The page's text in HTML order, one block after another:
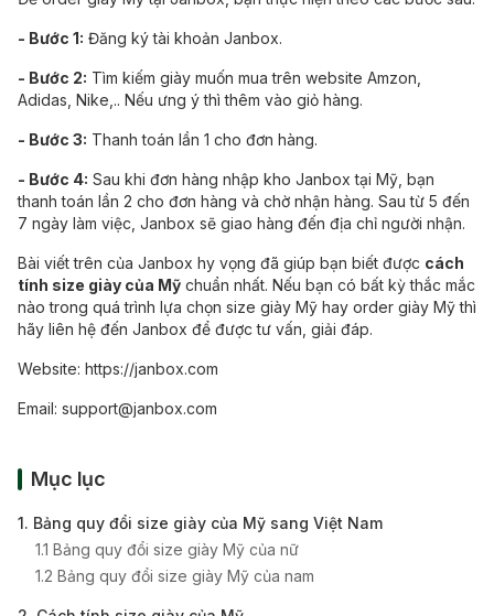
- Bước 1: Đăng ký tài khoản Janbox.
- Bước 2: Tìm kiếm giày muốn mua trên website Amzon,
Adidas, Nike,.. Nếu ưng ý thì thêm vào giỏ hàng.
- Bước 3: Thanh toán lần 1 cho đơn hàng.
- Bước 4: Sau khi đơn hàng nhập kho Janbox tại Mỹ, bạn
thanh toán lần 2 cho đơn hàng và chờ nhận hàng. Sau từ 5 đến
7 ngày làm việc, Janbox sẽ giao hàng đến địa chỉ người nhận.
Bài viết trên của Janbox hy vọng đã giúp bạn biết được cách
tính size giày của Mỹ chuẩn nhất. Nếu bạn có bất kỳ thắc mắc
nào trong quá trình lựa chọn size giày Mỹ hay order giày Mỹ thì
hãy liên hệ đến Janbox để được tư vấn, giải đáp.
Website: https://janbox.com
Email: support@janbox.com
Mục lục
1. Bảng quy đổi size giày của Mỹ sang Việt Nam
1.1 Bảng quy đổi size giày Mỹ của nữ
1.2 Bảng quy đổi size giày Mỹ của nam